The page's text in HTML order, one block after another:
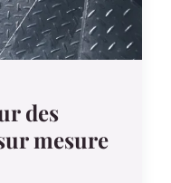
des
mesure